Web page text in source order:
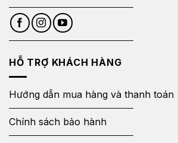
HỖ TRỢ KHÁCH HÀNG
Hướng dẫn mua hàng và thanh toán
Chính sách bảo hành